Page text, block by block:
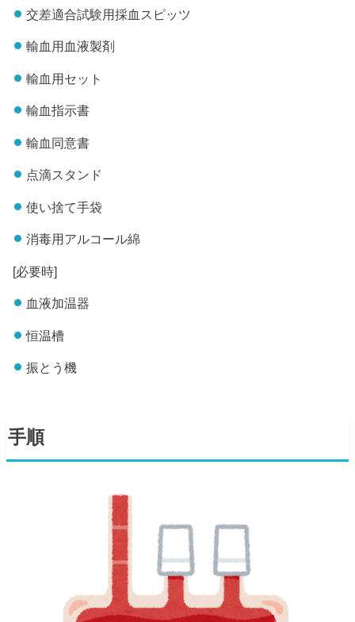
交差適合試験用採血スピッツ
輸血用血液製剤
輸血用セット
輸血指示書
輸血同意書
点滴スタンド
使い捨て手袋
消毒用アルコール綿
[必要時]
血液加温器
恒温槽
振とう機
手順